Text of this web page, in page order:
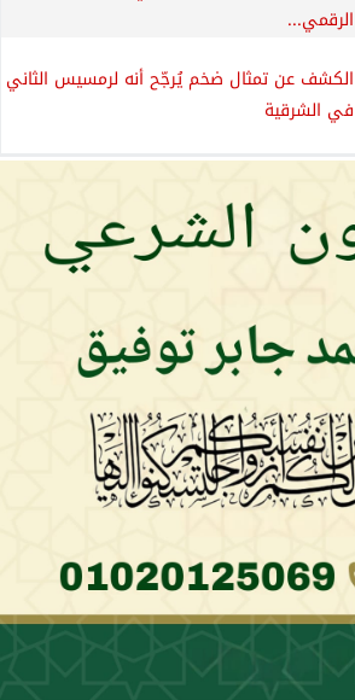
الرقمي...
الكشف عن تمثال ضخم يُرجّح أنه لرمسيس الثاني
في الشرقية